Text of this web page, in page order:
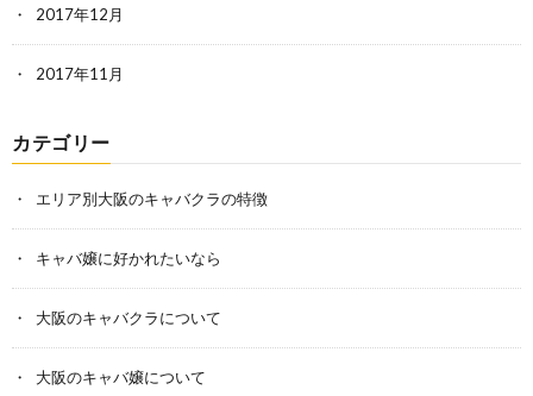
2017年12月
2017年11月
カテゴリー
エリア別大阪のキャバクラの特徴
キャバ嬢に好かれたいなら
大阪のキャバクラについて
大阪のキャバ嬢について